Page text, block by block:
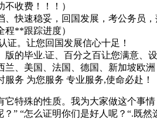
不收费！！！）
快速稳妥，回国发展，考公务员
程**跟踪进度）
。让您回国发展信心十足！
的毕业.证、百分之百让您满意、
、美国、法国、德国、新加坡欧
务 为您服务 专业服务,使命必赴！
特殊的性质。我为大家做这个事
” “怎么证明你们是好人呢？“.既